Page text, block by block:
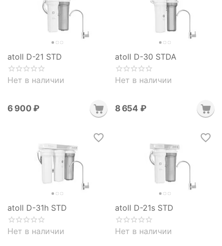
atoll D-21 STD
Нет в наличии
6 900 ₽
atoll D-30 STDA
Нет в наличии
8 654 ₽
atoll D-31h STD
Нет в наличии
atoll D-21s STD
Нет в наличии